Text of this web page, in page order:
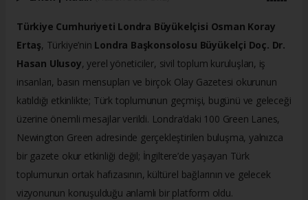
Türkiye Cumhuriyeti Londra Büyükelçisi Osman Koray
Ertaş, Türkiye’nin Londra Başkonsolosu Büyükelçi Doç. Dr.
Hasan Ulusoy, yerel yöneticiler, sivil toplum kuruluşları, iş
insanları, basın mensupları ve birçok Olay Gazetesi okurunun
katıldığı etkinlikte; Türk toplumunun geçmişi, bugünü ve geleceği
üzerine önemli mesajlar verildi. Londra’daki 100 Green Lanes,
Newington Green adresinde gerçekleştirilen buluşma, yalnızca
bir gazete okur etkinliği değil; İngiltere’de yaşayan Türk
toplumunun ortak hafızasının, kültürel bağlarının ve gelecek
vizyonunun konuşulduğu anlamlı bir platform oldu.